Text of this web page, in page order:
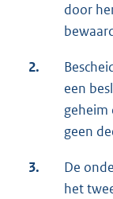
door
2.
een
geheim
geen
3.
De
het